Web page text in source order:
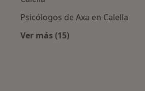
Psicólogos de Axa en Calella
Ver más (15)